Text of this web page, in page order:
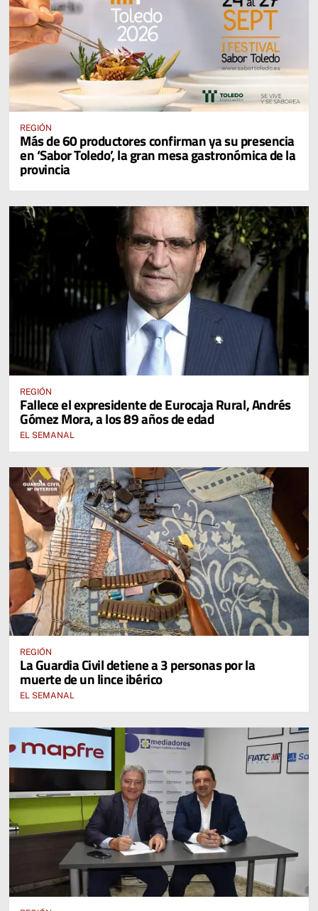
REGIÓN
Más de 60 productores confirman ya su presencia
en ‘Sabor Toledo’, la gran mesa gastronómica de la
provincia
REGIÓN
Fallece el expresidente de Eurocaja Rural, Andrés
Gómez Mora, a los 89 años de edad
EL SEMANAL
REGIÓN
La Guardia Civil detiene a 3 personas por la
muerte de un lince ibérico
EL SEMANAL